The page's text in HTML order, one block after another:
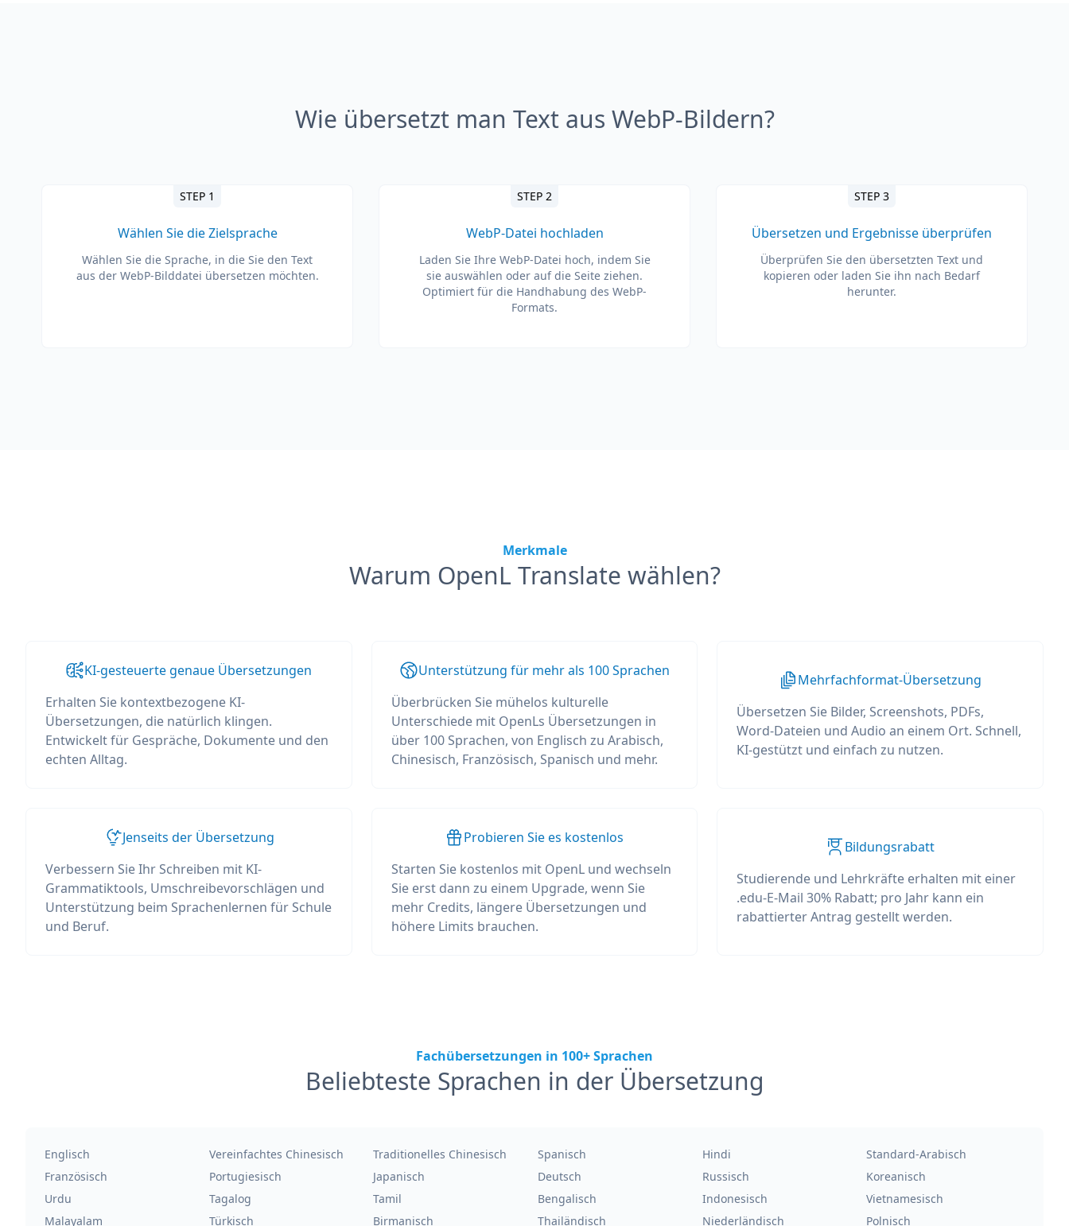
Wie übersetzt man Text aus WebP-Bildern?
STEP 1
Wählen Sie die Zielsprache
Wählen Sie die Sprache, in die Sie den Text
aus der WebP-Bilddatei übersetzen möchten.
STEP 2
WebP-Datei hochladen
Laden Sie Ihre WebP-Datei hoch, indem Sie
sie auswählen oder auf die Seite ziehen.
Optimiert für die Handhabung des WebP-
Formats.
STEP 3
Übersetzen und Ergebnisse überprüfen
Überprüfen Sie den übersetzten Text und
kopieren oder laden Sie ihn nach Bedarf
herunter.
Merkmale
Warum OpenL Translate wählen?
KI-gesteuerte genaue Übersetzungen
Erhalten Sie kontextbezogene KI-
Übersetzungen, die natürlich klingen.
Entwickelt für Gespräche, Dokumente und den
echten Alltag.
Unterstützung für mehr als 100 Sprachen
Überbrücken Sie mühelos kulturelle
Unterschiede mit OpenLs Übersetzungen in
über 100 Sprachen, von Englisch zu Arabisch,
Chinesisch, Französisch, Spanisch und mehr.
Mehrfachformat-Übersetzung
Übersetzen Sie Bilder, Screenshots, PDFs,
Word-Dateien und Audio an einem Ort. Schnell,
KI-gestützt und einfach zu nutzen.
Jenseits der Übersetzung
Verbessern Sie Ihr Schreiben mit KI-
Grammatiktools, Umschreibevorschlägen und
Unterstützung beim Sprachenlernen für Schule
und Beruf.
Probieren Sie es kostenlos
Starten Sie kostenlos mit OpenL und wechseln
Sie erst dann zu einem Upgrade, wenn Sie
mehr Credits, längere Übersetzungen und
höhere Limits brauchen.
Bildungsrabatt
Studierende und Lehrkräfte erhalten mit einer
.edu-E-Mail 30% Rabatt; pro Jahr kann ein
rabattierter Antrag gestellt werden.
Fachübersetzungen in 100+ Sprachen
Beliebteste Sprachen in der Übersetzung
Englisch Vereinfachtes Chinesisch Traditionelles Chinesisch Spanisch Hindi
Standard-Arabisch
Französisch
Portugiesisch Japanisch Deutsch Russisch
Koreanisch
Urdu
Tagalog Tamil Bengalisch Indonesisch
Vietnamesisch
Malayalam
Türkisch Birmanisch Thailändisch Niederländisch Polnisch